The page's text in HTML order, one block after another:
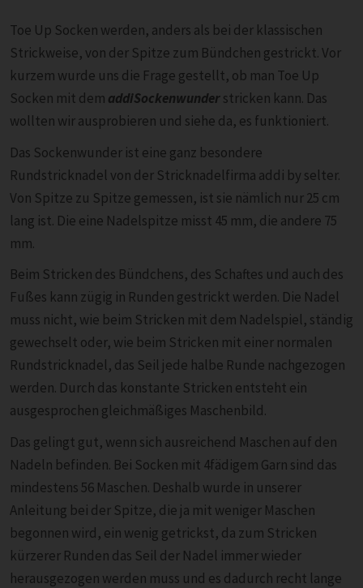
Toe Up Socken werden, anders als bei der klassischen
Strickweise, von der Spitze zum Bündchen gestrickt. Vor
kurzem wurde uns die Frage gestellt, ob man Toe Up
Socken mit dem addiSockenwunderstricken kann. Das
wollten wir ausprobieren und siehe da, es funktioniert.
Das Sockenwunder ist eine ganz besondere
Rundstricknadel von der Stricknadelfirma addi by selter.
Von Spitze zu Spitze gemessen, ist sie nämlich nur 25 cm
lang ist. Die eine Nadelspitze misst 45 mm, die andere 75
mm.
Beim Stricken des Bündchens, des Schaftes und auch des
Fußes kann zügig in Runden gestrickt werden. Die Nadel
muss nicht, wie beim Stricken mit dem Nadelspiel, ständig
gewechselt oder, wie beim Stricken mit einer normalen
Rundstricknadel, das Seil jede halbe Runde nachgezogen
werden. Durch das konstante Stricken entsteht ein
ausgesprochen gleichmäßiges Maschenbild.
Das gelingt gut, wenn sich ausreichend Maschen auf den
Nadeln befinden. Bei Socken mit 4fädigem Garn sind das
mindestens 56 Maschen. Deshalb wurde in unserer
Anleitung bei der Spitze, die ja mit weniger Maschen
begonnen wird, ein wenig getrickst, da zum Stricken
kürzerer Runden das Seil der Nadel immer wieder
herausgezogen werden muss und es dadurch recht lange